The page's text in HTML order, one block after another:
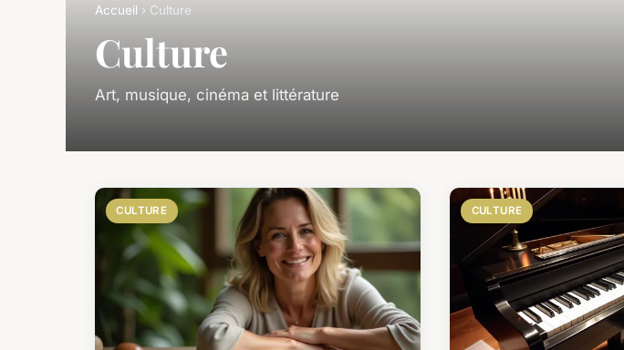
Accueil › Culture
Culture
Art, musique, cinéma et littérature
CULTURE CULTURE